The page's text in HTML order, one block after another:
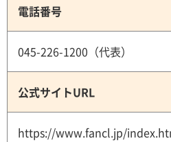
電話番号
045-226-1200（代表）
公式サイトURL
https://www.fancl.jp/